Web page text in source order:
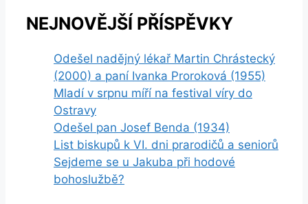
NEJNOVĚJŠÍ PŘÍSPĚVKY
Odešel nadějný lékař Martin Chrástecký
(2000) a paní Ivanka Proroková (1955)
Mladí v srpnu míří na festival víry do
Ostravy
Odešel pan Josef Benda (1934)
List biskupů k VI. dni prarodičů a seniorů
Sejdeme se u Jakuba při hodové
bohoslužbě?